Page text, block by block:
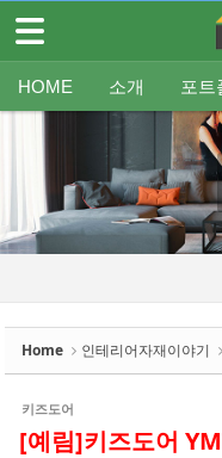
HOME 소개 포트
조직
평형별
욕실
무료출장견적
Q&A
Home 인테리어자재이야기
키즈도어
[예림]키즈도어
로그인
HOME
포트폴리오
인테리어자재이야기
- 중문/파티션
- 욕실
- 타일